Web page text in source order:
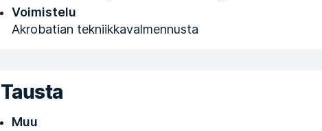
Voimistelu
Akrobatian tekniikkavalmennusta
Tausta
Muu